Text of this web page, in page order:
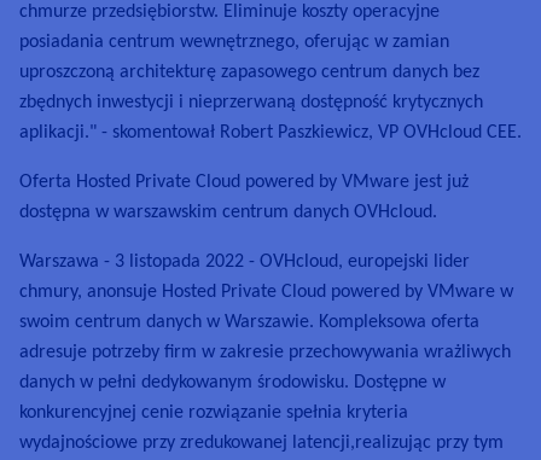
chmurze przedsiębiorstw. Eliminuje koszty operacyjne
posiadania centrum wewnętrznego, oferując w zamian
uproszczoną architekturę zapasowego centrum danych bez
zbędnych inwestycji i nieprzerwaną dostępność krytycznych
aplikacji." - skomentował Robert Paszkiewicz, VP OVHcloud CEE.
Oferta Hosted Private Cloud powered by VMware jest już
dostępna w warszawskim centrum danych OVHcloud.
Warszawa - 3 listopada 2022 - OVHcloud, europejski lider
chmury, anonsuje Hosted Private Cloud powered by VMware w
swoim centrum danych w Warszawie. Kompleksowa oferta
adresuje potrzeby firm w zakresie przechowywania wrażliwych
danych w pełni dedykowanym środowisku. Dostępne w
konkurencyjnej cenie rozwiązanie spełnia kryteria
wydajnościowe przy zredukowanej latencji,realizując przy tym